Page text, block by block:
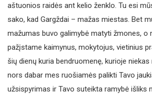
aštuonios raidės ant kelio ženklo. Tu esi
sako, kad Gargždai – mažas miestas. Bet
mažumas buvo galimybė matyti žmones, o
pažįstame kaimynus, mokytojus, vietinius
šių dienų kuria bendruomenę, kurioje
nors dabar mes ruošiamės palikti Tavo
užsispyrimas ir Tavo suteikta ramybė išliks